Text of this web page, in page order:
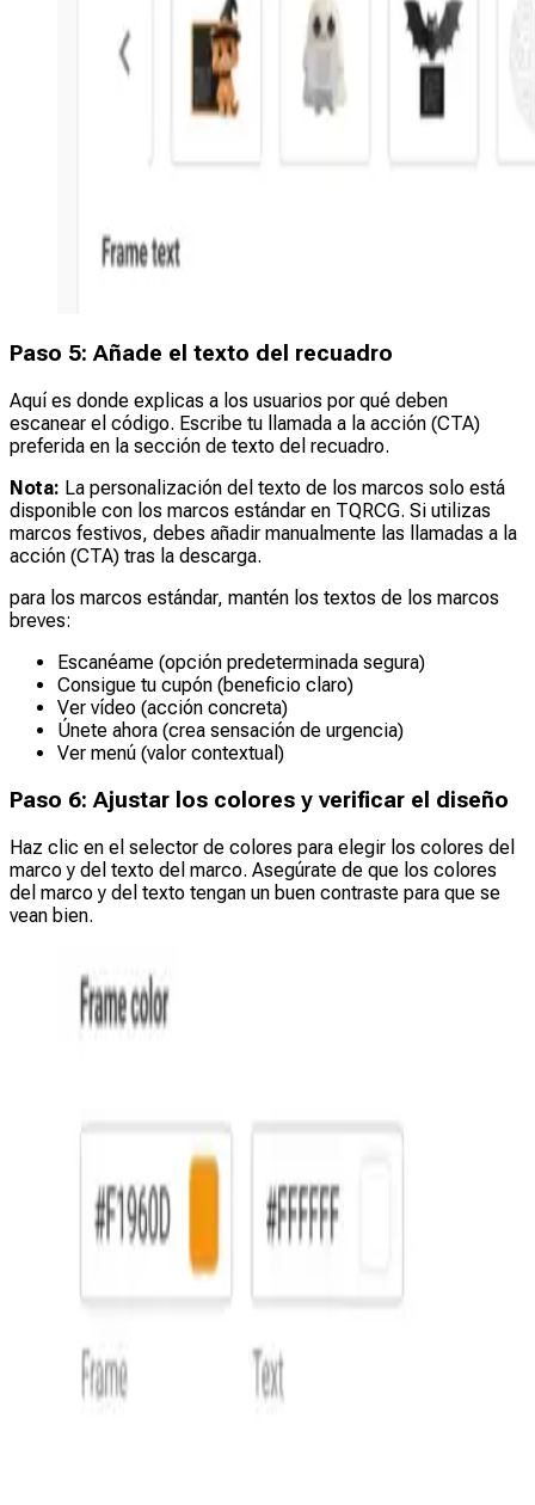
Paso 5: Añade el texto del recuadro
Aquí es donde explicas a los usuarios por qué deben
escanear el código. Escribe tu llamada a la acción (CTA)
preferida en la sección de texto del recuadro.
Nota: La personalización del texto de los marcos solo está
disponible con los marcos estándar en TQRCG. Si utilizas
marcos festivos, debes añadir manualmente las llamadas a la
acción (CTA) tras la descarga.
para los marcos estándar, mantén los textos de los marcos
breves:
Escanéame (opción predeterminada segura)
Consigue tu cupón (beneficio claro)
Ver vídeo (acción concreta)
Únete ahora (crea sensación de urgencia)
Ver menú (valor contextual)
Paso 6: Ajustar los colores y verificar el diseño
Haz clic en el selector de colores para elegir los colores del
marco y del texto del marco. Asegúrate de que los colores
del marco y del texto tengan un buen contraste para que se
vean bien.